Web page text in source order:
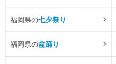
福岡県の七夕祭り
福岡県の盆踊り